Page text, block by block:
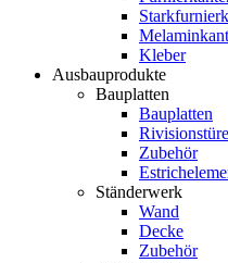
Kleber
Ausbauprodukte
Bauplatten
Bauplatten
Zubehör
Ständerwerk
Wand
Decke
Zubehör